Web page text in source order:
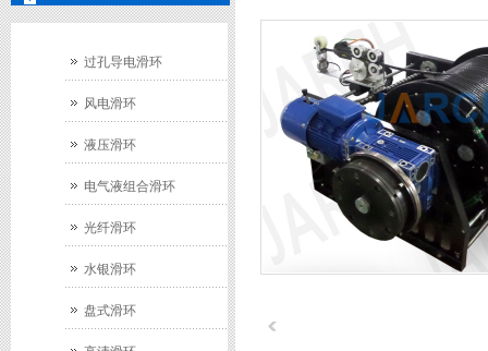
过孔导电滑环
风电滑环
液压滑环
电气液组合滑环
光纤滑环
水银滑环
盘式滑环